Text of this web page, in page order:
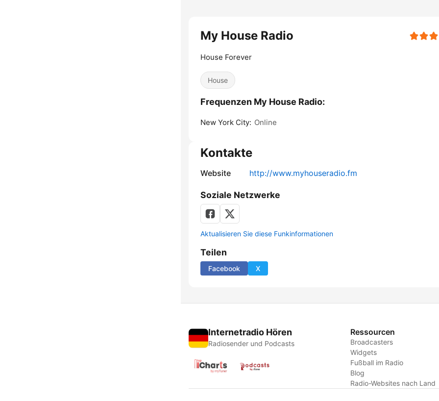
My House Radio
House Forever
House
Frequenzen My House Radio:
New York City: Online
Kontakte
Website http://www.myhouseradio.fm
Soziale Netzwerke
Aktualisieren Sie diese Funkinformationen
Teilen
Facebook X
Internetradio Hören
Radiosender und Podcasts
Ressourcen
Broadcasters
Widgets
Fußball im Radio
Blog
Radio-Websites nach Land